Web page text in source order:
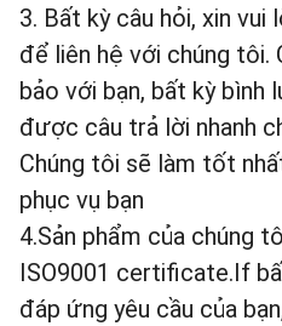
3. Bất kỳ câu hỏi, xin vui
để liên hệ với chúng tôi.
bảo với bạn, bất kỳ bình
được câu trả lời nhanh
Chúng tôi sẽ làm tốt
phục vụ bạn
4.Sản phẩm của chúng
ISO9001 certificate.If
đáp ứng yêu cầu của